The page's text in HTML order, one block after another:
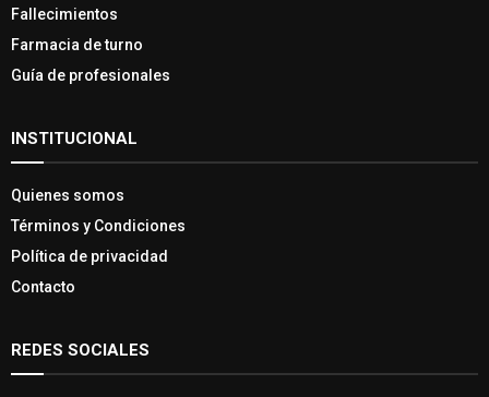
Fallecimientos
Farmacia de turno
Guía de profesionales
INSTITUCIONAL
Quienes somos
Términos y Condiciones
Política de privacidad
Contacto
REDES SOCIALES